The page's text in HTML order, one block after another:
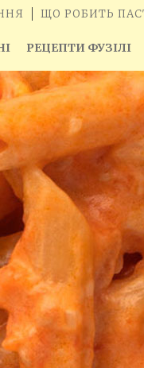
ЩО РОБИТЬ
РЕЦЕПТИ ФУЗІЛІ